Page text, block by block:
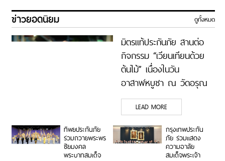
ข่าวยอดนิยม ดูทั้งหมด
มิตรแท้ประกันภัย สานต่อ
กิจกรรม “เวียนเทียนด้วย
ต้นไม้” เนื่องในวัน
อาสาฬหบูชา ณ วัดอรุณ
ราชวราราม ร่วมสืบสาน
พระพุทธศาสนา ส่งเสริม
การทำบุญวิถีใหม่ เพื่อสิ่ง
แวดล้อมที่ยั่งยืน
LEAD MORE
ทิพยประกันภัย
ร่วมถวายพระพร
ชัยมงคล
พระบาทสมเด็จ
กรุงเทพประกัน
ภัย ร่วมแสดง
ความอาลัย
สมเด็จพระเจ้า